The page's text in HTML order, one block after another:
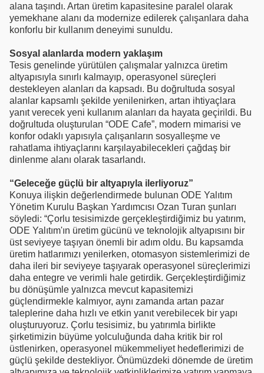
alana taşındı. Artan üretim kapasitesine paralel olarak
yemekhane alanı da modernize edilerek çalışanlara daha
konforlu bir kullanım deneyimi sunuldu.
Sosyal alanlarda modern yaklaşım
Tesis genelinde yürütülen çalışmalar yalnızca üretim
altyapısıyla sınırlı kalmayıp, operasyonel süreçleri
destekleyen alanları da kapsadı. Bu doğrultuda sosyal
alanlar kapsamlı şekilde yenilenirken, artan ihtiyaçlara
yanıt verecek yeni kullanım alanları da hayata geçirildi. Bu
doğrultuda oluşturulan “ODE Cafe”, modern mimarisi ve
konfor odaklı yapısıyla çalışanların sosyalleşme ve
rahatlama ihtiyaçlarını karşılayabilecekleri çağdaş bir
dinlenme alanı olarak tasarlandı.
“Geleceğe güçlü bir altyapıyla ilerliyoruz”
Konuya ilişkin değerlendirmede bulunan ODE Yalıtım
Yönetim Kurulu Başkan Yardımcısı Ozan Turan şunları
söyledi: “Çorlu tesisimizde gerçekleştirdiğimiz bu yatırım,
ODE Yalıtım'ın üretim gücünü ve teknolojik altyapısını bir
üst seviyeye taşıyan önemli bir adım oldu. Bu kapsamda
üretim hatlarımızı yenilerken, otomasyon sistemlerimizi de
daha ileri bir seviyeye taşıyarak operasyonel süreçlerimizi
daha entegre ve verimli hale getirdik. Gerçekleştirdiğimiz
bu dönüşümle yalnızca mevcut kapasitemizi
güçlendirmekle kalmıyor, aynı zamanda artan pazar
taleplerine daha hızlı ve etkin yanıt verebilecek bir yapı
oluşturuyoruz. Çorlu tesisimiz, bu yatırımla birlikte
şirketimizin büyüme yolculuğunda daha kritik bir rol
üstlenirken, operasyonel mükemmeliyet hedeflerimizi de
güçlü şekilde destekliyor. Önümüzdeki dönemde de üretim